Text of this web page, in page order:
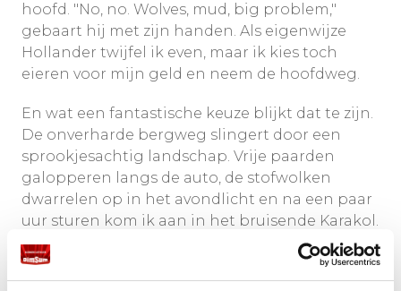
hoofd. "No, no. Wolves, mud, big problem,"
gebaart hij met zijn handen. Als eigenwijze
Hollander twijfel ik even, maar ik kies toch
eieren voor mijn geld en neem de hoofdweg.
En wat een fantastische keuze blijkt dat te zijn.
De onverharde bergweg slingert door een
sprookjesachtig landschap. Vrije paarden
galopperen langs de auto, de stofwolken
dwarrelen op in het avondlicht en na een paar
uur sturen kom ik aan in het bruisende Karakol.
Daar sluit ik de dag af in een piepklein,
kleurrijk eettentje op de markt. Voor minder